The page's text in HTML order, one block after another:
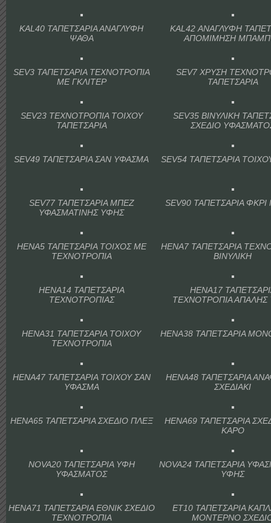
KAL40 ΤΑΠΕΤΣΑΡΙΑ ΑΝΑΓΛΥΦΗ
ΨΑΘΑ
KAL42 ΑΝΑΓΛΥΦΗ
ΑΠΟΜΙΜΗΣΗ
SEV3 ΤΑΠΕΤΣΑΡΙΑ ΤΕΧΝΟΤΡΟΠΙΑ
ΜΕ ΓΚΛΙΤΕΡ
SEV7 ΧΡΥΣΗ
ΤΑΠΕΤΣΑΡΙΑ
SEV23 ΤΕΧΝΟΤΡΟΠΙΑ ΤΟΙΧΟΥ
ΤΑΠΕΤΣΑΡΙΑ
SEV35 ΒΙΝΥΛΙΚΗ
ΣΧΕΔΙΟ
SEV49 ΤΑΠΕΤΣΑΡΙΑ ΣΑΝ ΥΦΑΣΜΑ SEV54 ΤΑΠΕΤΣΑΡΙΑ
SEV77 ΤΑΠΕΤΣΑΡΙΑ ΜΠΕΖ
ΥΦΑΣΜΑΤΙΝΗΣ ΥΦΗΣ
SEV90 ΤΑΠΕΤΣΑΡΙΑ
HENA5 ΤΑΠΕΤΣΑΡΙΑ ΤΟΙΧΟΣ ΜΕ
ΤΕΧΝΟΤΡΟΠΙΑ
HENA7 ΤΑΠΕΤΣΑΡΙΑ
ΒΙΝΥΛΙΚΗ
HENA14 ΤΑΠΕΤΣΑΡΙΑ
ΤΕΧΝΟΤΡΟΠΙΑΣ
HENA17
ΤΕΧΝΟΤΡΟΠΙΑ ΑΠΑΛΗΣ
HENA31 ΤΑΠΕΤΣΑΡΙΑ ΤΟΙΧΟΥ
ΤΕΧΝΟΤΡΟΠΙΑ
HENA38 ΤΑΠΕΤΣΑΡΙΑ
HENA47 ΤΑΠΕΤΣΑΡΙΑ ΤΟΙΧΟΥ ΣΑΝ
ΥΦΑΣΜΑ
HENA48 ΤΑΠΕΤΣΑΡΙΑ
ΣΧΕΔΙΑΚΙ
HENA65 ΤΑΠΕΤΣΑΡΙΑ ΣΧΕΔΙΟ ΠΛΕΞ
HENA69 ΤΑΠΕΤΣΑΡΙΑ
ΚΑΡΟ
NOVA20 ΤΑΠΕΤΣΑΡΙΑ ΥΦΗ
ΥΦΑΣΜΑΤΟΣ
NOVA24 ΤΑΠΕΤΣΑΡΙΑ
ΥΦΗΣ
HENA71 ΤΑΠΕΤΣΑΡΙΑ ΕΘΝΙΚ ΣΧΕΔΙΟ
ΤΕΧΝΟΤΡΟΠΙΑ
ET10 ΤΑΠΕΤΣΑΡΙΑ
ΜΟΝΤΕΡΝΟ